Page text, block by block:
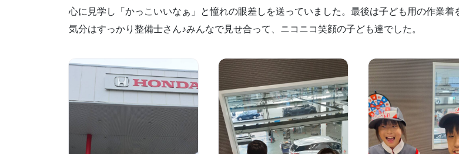
心に見学し「かっこいいなぁ」と憧れの眼差しを送っていました。最後は子ども用の作業着
気分はすっかり整備士さん♪みんなで見せ合って、ニコニコ笑顔の子ども達でした。